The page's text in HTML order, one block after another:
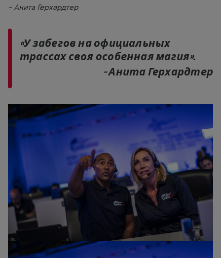
– Анита Герхардтер
«У забегов на официальных
трассах своя особенная магия».
– Анита Герхардтер